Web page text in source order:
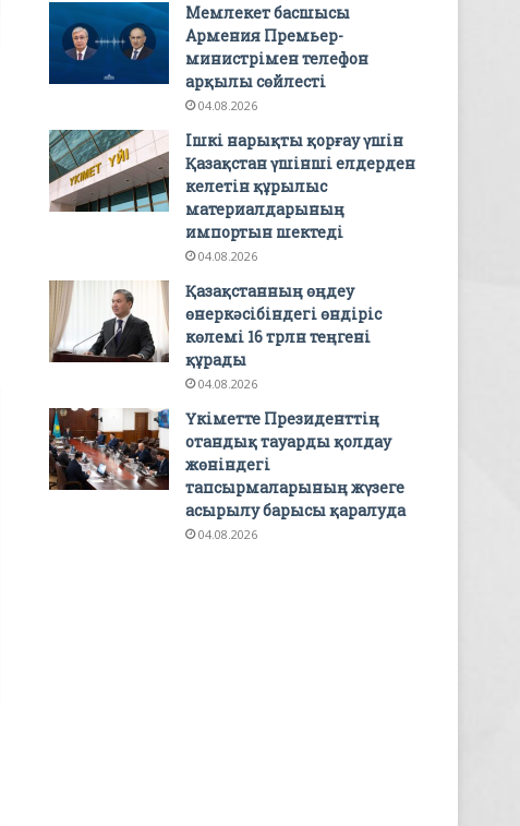
Мемлекет басшысы
Армения Премьер-
министрімен телефон
арқылы сөйлесті
04.08.2026
Ішкі нарықты қорғау үшін
Қазақстан үшінші елдерден
келетін құрылыс
материалдарының
импортын шектеді
04.08.2026
Қазақстанның өңдеу
өнеркәсібіндегі өндіріс
көлемі 16 трлн теңгені
құрады
04.08.2026
Үкіметте Президенттің
отандық тауарды қолдау
жөніндегі
тапсырмаларының жүзеге
асырылу барысы қаралуда
04.08.2026